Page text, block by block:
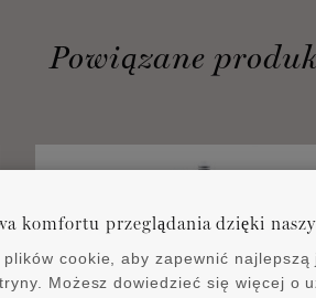
Powiązane
komfortu przeglądania dzięki
plików cookie, aby zapewnić
Możesz dowiedzieć się więcej o